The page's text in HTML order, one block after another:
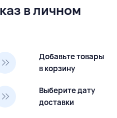
в личном
Добавьте товары
в корзину
Выберите дату
доставки